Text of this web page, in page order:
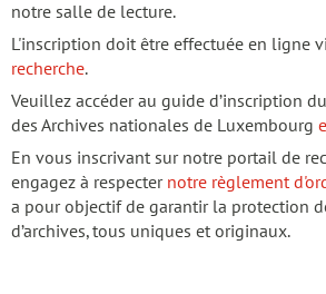
notre salle de lecture.
L'inscription doit être effectuée en ligne
recherche.
Veuillez accéder au guide d’inscription
des Archives nationales de Luxembourg
En vous inscrivant sur notre portail de
engagez à respecter notre règlement
a pour objectif de garantir la protection
d’archives, tous uniques et originaux.